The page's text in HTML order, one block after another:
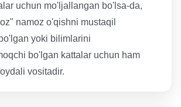
uchun mo'ljallangan bo'lsa-da,
namoz o'qishni mustaqil
yoki bilimlarini
bo'lgan kattalar uchun ham
vositadir.